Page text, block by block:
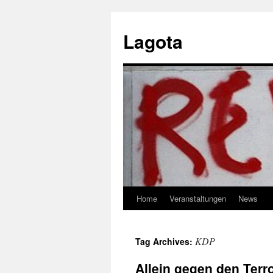
content
Lagota
Home Veranstaltungen News
Tag Archives: KDP
Allein gegen den